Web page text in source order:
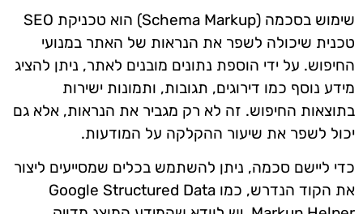
שימוש בסכמה (Schema Markup) הוא טכניקת SEO
טכנית שיכולה לשפר את הנראות של האתר במנועי
החיפוש. על ידי הוספת נתונים מובנים לאתר, ניתן להציג
מידע נוסף כמו דירוגים, תגובות, ותמונות ישירות
בתוצאות החיפוש. זה לא רק מגביר את הנראות, אלא גם
יכול לשפר את שיעור ההקלקה על המודעות.
כדי ליישם סכמה, ניתן להשתמש בכלים שמסייעים ליצור
את הקוד הנדרש, כמו Google Structured Data